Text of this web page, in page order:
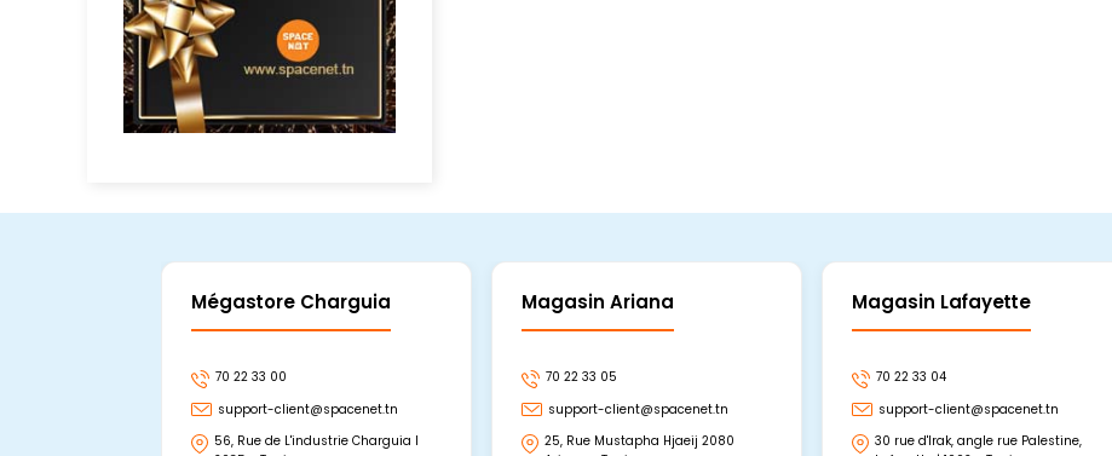
Mégastore Charguia
70 22 33 00
support-client@spacenet.tn
56, Rue de L'industrie Charguia I
Magasin Ariana
70 22 33 05
support-client@spacenet.tn
25, Rue Mustapha Hjaeij 2080
Magasin Lafayette
70 22 33 04
support-client@spacenet.tn
30 rue d'Irak, angle rue Palestine,